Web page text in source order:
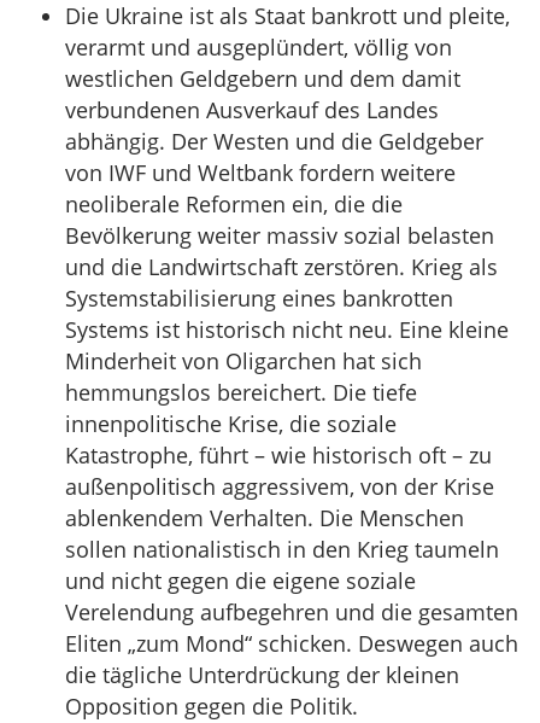
Die Ukraine ist als Staat bankrott und pleite,
verarmt und ausgeplündert, völlig von
westlichen Geldgebern und dem damit
verbundenen Ausverkauf des Landes
abhängig. Der Westen und die Geldgeber
von IWF und Weltbank fordern weitere
neoliberale Reformen ein, die die
Bevölkerung weiter massiv sozial belasten
und die Landwirtschaft zerstören. Krieg als
Systemstabilisierung eines bankrotten
Systems ist historisch nicht neu. Eine kleine
Minderheit von Oligarchen hat sich
hemmungslos bereichert. Die tiefe
innenpolitische Krise, die soziale
Katastrophe, führt – wie historisch oft – zu
außenpolitisch aggressivem, von der Krise
ablenkendem Verhalten. Die Menschen
sollen nationalistisch in den Krieg taumeln
und nicht gegen die eigene soziale
Verelendung aufbegehren und die gesamten
Eliten „zum Mond“ schicken. Deswegen auch
die tägliche Unterdrückung der kleinen
Opposition gegen die Politik.